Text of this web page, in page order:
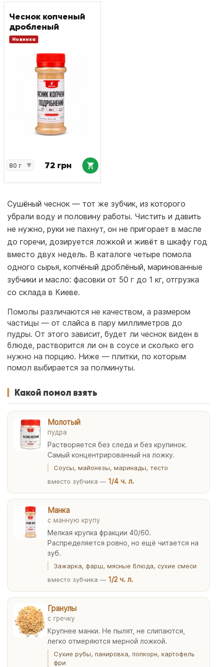
Чеснок копченый
дробленый
Новинка
72 грн
Сушёный чеснок — тот же зубчик, из которого
убрали воду и половину работы. Чистить и давить
не нужно, руки не пахнут, он не пригорает в масле
до горечи, дозируется ложкой и живёт в шкафу год
вместо двух недель. В каталоге четыре помола
одного сырья, копчёный дроблёный, маринованные
зубчики и масло: фасовки от 50 г до 1 кг, отгрузка
со склада в Киеве.
Помолы различаются не качеством, а размером
частицы — от слайса в пару миллиметров до
пудры. От этого зависит, будет ли чеснок виден в
блюде, растворится ли он в соусе и сколько его
нужно на порцию. Ниже — плитки, по которым
помол выбирается за полминуты.
Какой помол взять
Молотый
пудра
Растворяется без следа и без крупинок.
Самый концентрированный на ложку.
Соусы, майонезы, маринады, тесто
вместо зубчика — 1/4 ч. л.
Манка
с манную крупу
Мелкая крупка фракции 40/60.
Распределяется ровно, но ещё читается на
зуб.
Зажарка, фарш, мясные блюда, сухие смеси
вместо зубчика — 1/2 ч. л.
Гранулы
с гречку
Крупнее манки. Не пылят, не слипаются,
легко отмеряются мерной ложкой.
Сухие рубы, панировка, попкорн, картофель
фри